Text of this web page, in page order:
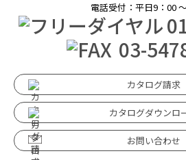
電話受付：平日9：00
03-
カタログ請求
カタログダウンロ
お問い合わせ